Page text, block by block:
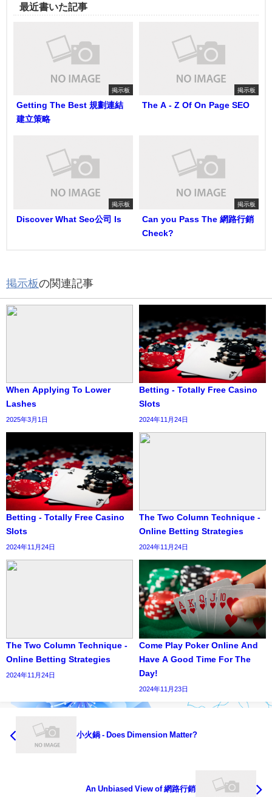
最近書いた記事
掲示板
Getting The Best 規劃連結
建立策略
掲示板
The A - Z Of On Page SEO
掲示板
Discover What Seo公司 Is
掲示板
Can you Pass The 網路行銷
Check?
掲示板の関連記事
When Applying To Lower
Lashes
2025年3月1日
Betting - Totally Free Casino
Slots
2024年11月24日
Betting - Totally Free Casino
Slots
2024年11月24日
The Two Column Technique -
Online Betting Strategies
2024年11月24日
The Two Column Technique -
Online Betting Strategies
2024年11月24日
Come Play Poker Online And
Have A Good Time For The
Day!
2024年11月23日
小火鍋 - Does Dimension Matter?
An Unbiased View of 網路行銷